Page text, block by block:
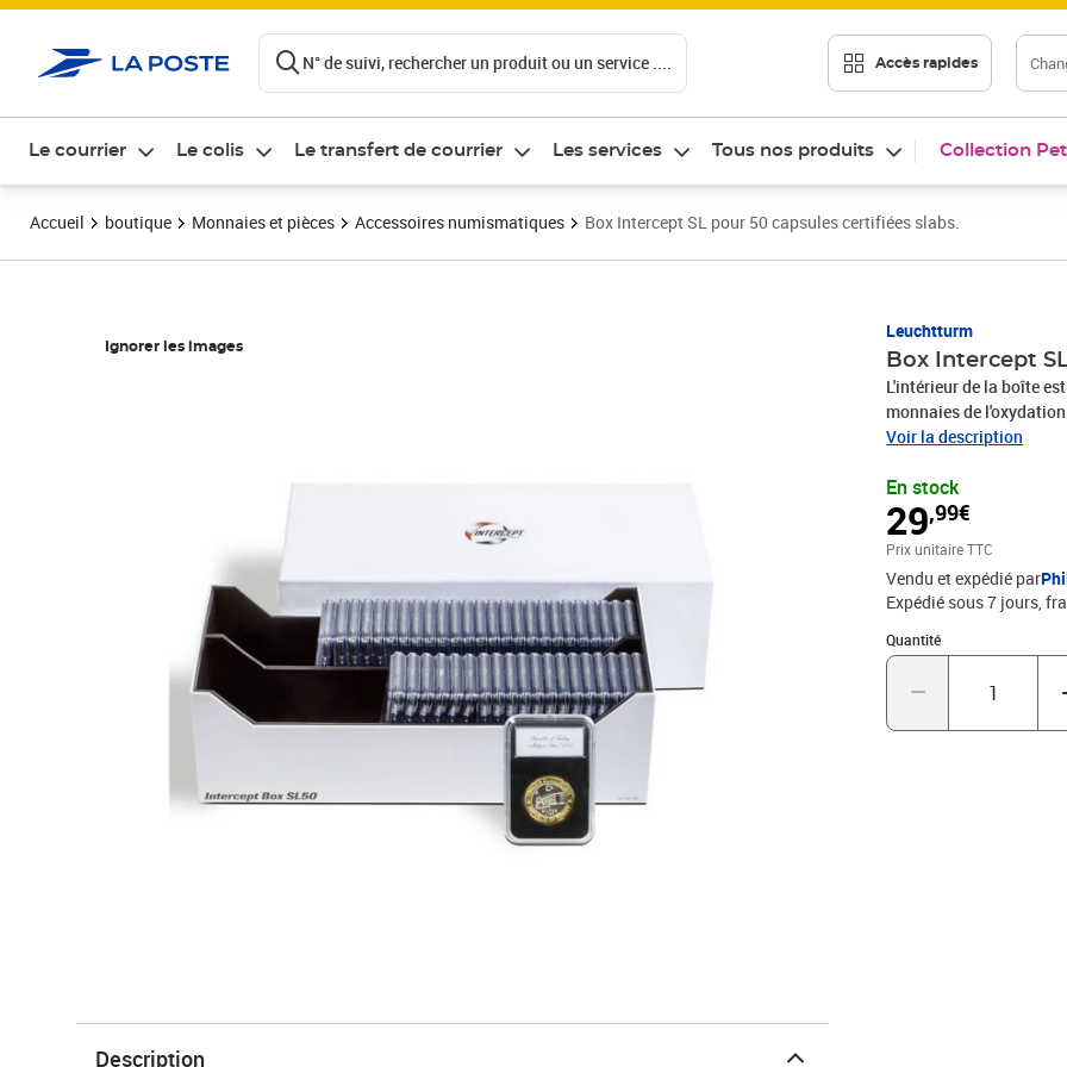
N° de suivi, rechercher un produit ou un service .... Accès rapides
Le courrier Le colis Le transfert de courrier Les services Tous nos produits Collection
Accueil boutique Monnaies et pièces Accessoires numismatiques Box Intercept SL pour 50 capsules certifiées slabs.
Ignorer les images
Leuchtturm
Box Intercept
L'intérieur de la boîte
monnaies de
NGC etc.). Pour des
opératoire de la Box
depuis plus de 30 ans :
durablement les gaz
monnaies de
cette technologie
prolonger L'efficacité de
refermer la Box
Voir la description
En stock
29,99€
Prix 29,99€
Prix unitaire TTC
Vendu et expédié par
Expédié sous 7 jours,
Quantité
Quantité : 1
Description